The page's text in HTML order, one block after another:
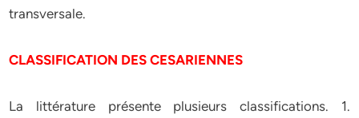
transversale.
CLASSIFICATION DES CESARIENNES
La littérature présente plusieurs classifications. 1.